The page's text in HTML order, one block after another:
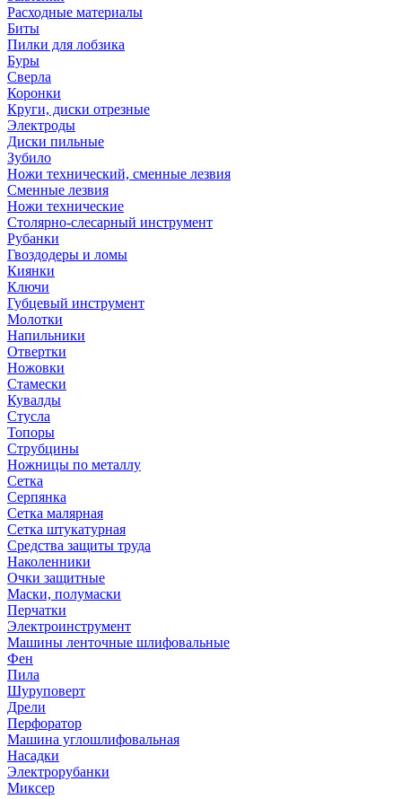
Расходные материалы
Биты
Пилки для лобзика
Буры
Сверла
Коронки
Круги, диски отрезные
Электроды
Диски пильные
Зубило
Ножи технический, сменные лезвия
Сменные лезвия
Ножи технические
Столярно-слесарный инструмент
Рубанки
Гвоздодеры и ломы
Киянки
Ключи
Губцевый инструмент
Молотки
Напильники
Отвертки
Ножовки
Стамески
Кувалды
Стусла
Топоры
Струбцины
Ножницы по металлу
Сетка
Серпянка
Сетка малярная
Сетка штукатурная
Средства защиты труда
Наколенники
Очки защитные
Маски, полумаски
Перчатки
Электроинструмент
Машины ленточные шлифовальные
Фен
Пила
Шуруповерт
Дрели
Перфоратор
Машина углошлифовальная
Насадки
Электрорубанки
Миксер